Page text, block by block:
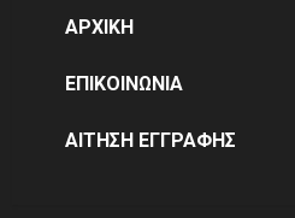
ΑΡΧΙΚΗ
ΕΠΙΚΟΙΝΩΝΙΑ
ΑΙΤΗΣΗ ΕΓΓΡΑΦΗΣ